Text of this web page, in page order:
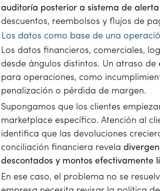
auditoría posterior a sistema de alerta
descuentos, reembolsos y flujos de
Los datos como base de una
Los datos financieros, comerciales,
desde ángulos distintos. Un atraso
para operaciones, como
penalización o pérdida de margen.
Supongamos que los clientes
marketplace específico. Atención al
identifica que las devoluciones
conciliación financiera revela
descontados y montos efectivamente
En ese caso, el problema no se